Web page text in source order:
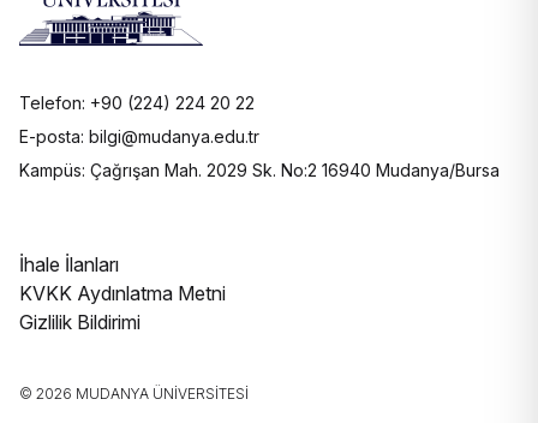
Telefon: +90 (224) 224 20 22
E-posta: bilgi@mudanya.edu.tr
Kampüs: Çağrışan Mah. 2029 Sk. No:2 16940 Mudanya/Bursa
İhale İlanları
KVKK Aydınlatma Metni
Gizlilik Bildirimi
© 2026 MUDANYA ÜNIVERSITESI